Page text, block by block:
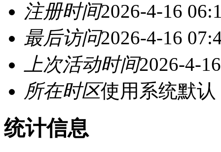
注册时间2026-4-16
最后访问2026-4-16
上次活动时间2026-4-
所在时区使用系统默认
统计信息